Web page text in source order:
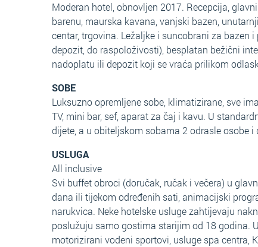
Moderan hotel, obnovljen 2017. Recepcija,
barenu, maurska kavana, vanjski bazen,
centar, trgovina. Ležaljke i suncobrani za bazen
depozit, do raspoloživosti), besplatan bežični
nadoplatu ili depozit koji se vraća prilikom
SOBE
Luksuzno opremljene sobe, klimatizirane, sve
TV, mini bar, sef, aparat za čaj i kavu. U
dijete, a u obiteljskom sobama 2 odrasle osobe i
USLUGA
All inclusive
Svi buffet obroci (doručak, ručak i večera) u
dana ili tijekom određenih sati, animacijski
narukvica. Neke hotelske usluge zahtijevaju
poslužuju samo gostima starijim od 18 godina.
motorizirani vodeni sportovi, usluge spa